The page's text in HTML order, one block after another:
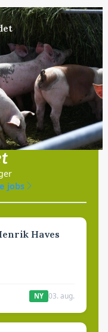
jobs
Haves
NY 03. aug.